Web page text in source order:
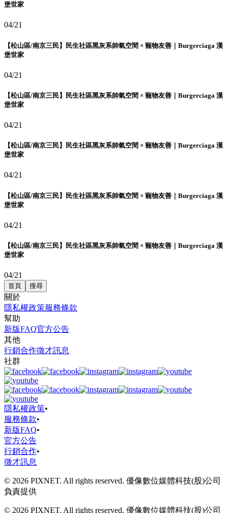
堡世家
04/21
【松山區/南京三民】民生社區黑灰系帥氣空間 × 寵物友善｜Burgerciaga 漢
堡世家
04/21
【松山區/南京三民】民生社區黑灰系帥氣空間 × 寵物友善｜Burgerciaga 漢
堡世家
04/21
【松山區/南京三民】民生社區黑灰系帥氣空間 × 寵物友善｜Burgerciaga 漢
堡世家
04/21
【松山區/南京三民】民生社區黑灰系帥氣空間 × 寵物友善｜Burgerciaga 漢
堡世家
04/21
【松山區/南京三民】民生社區黑灰系帥氣空間 × 寵物友善｜Burgerciaga 漢
堡世家
04/21
首頁 搜尋
關於
隱私權政策服務條款
幫助
新版FAQ官方公告
其他
行銷合作徵才訊息
社群
隱私權政策•
服務條款•
新版FAQ•
官方公告
行銷合作•
徵才訊息
© 2026 PIXNET. All rights reserved. 優像數位媒體科技(股)公司
負責提供
© 2026 PIXNET. All rights reserved. 優像數位媒體科技(股)公司